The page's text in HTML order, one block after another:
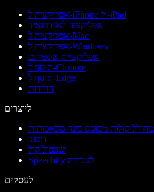
אפליקציה ל-iPhone ול-iPad
אפליקציה לאנדרואיד
אפליקציה ל-Mac
אפליקציה ל-Windows
אפליקציית אינטרנט
תוסף ל-Chrome
תוסף ל-Edge
הורדות
ליוצרים
מחולל קולות מבוסס בינה מלאכותית
דיבוב
שכפול קול
Speechify לעבודה
לעסקים